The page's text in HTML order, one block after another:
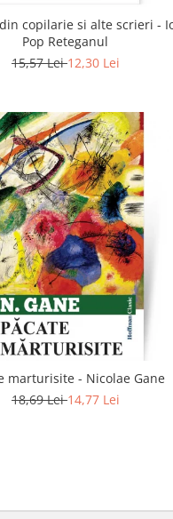
copilarie si alte scrieri -
Pop Reteganul
15,57 Lei12,30 Lei
marturisite - Nicolae Gane
18,69 Lei14,77 Lei